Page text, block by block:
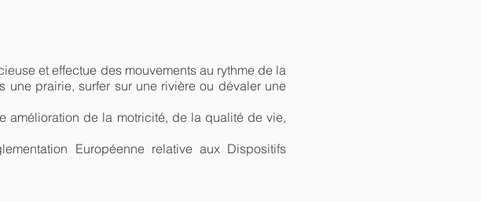
et effectue des mouvements au rythme de la
prairie, surfer sur une rivière ou dévaler une
amélioration de la motricité, de la qualité de vie,
Européenne relative aux Dispositifs